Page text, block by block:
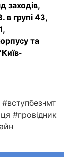
заходів,
в групі 43,
та
#вступбезнмт
#провідник